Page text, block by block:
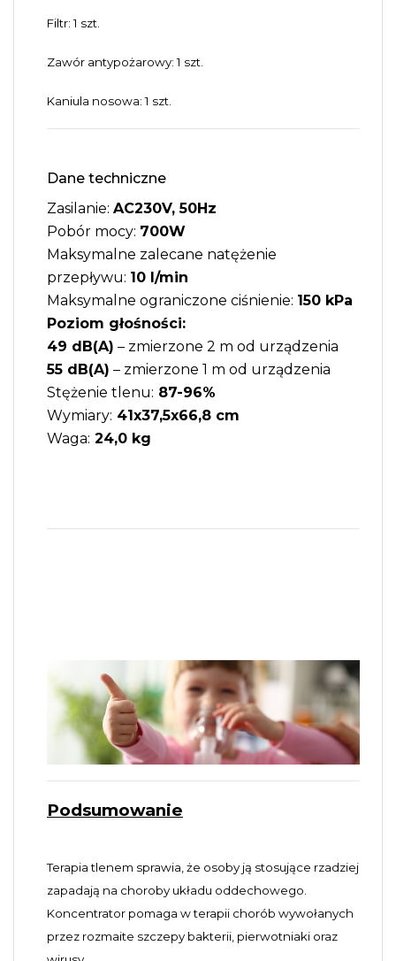
Filtr: 1 szt.
Zawór antypożarowy: 1 szt.
Kaniula nosowa: 1 szt.
Dane techniczne
Zasilanie: AC230V, 50Hz
Pobór mocy: 700W
Maksymalne zalecane natężenie
przepływu: 10 l/min
Maksymalne ograniczone ciśnienie: 150 kPa
Poziom głośności:
49 dB(A) – zmierzone 2 m od urządzenia
55 dB(A) – zmierzone 1 m od urządzenia
Stężenie tlenu: 87-96%
Wymiary: 41x37,5x66,8 cm
Waga: 24,0 kg
Podsumowanie
Terapia tlenem sprawia, że osoby ją stosujące rzadziej
zapadają na choroby układu oddechowego.
Koncentrator pomaga w terapii chorób wywołanych
przez rozmaite szczepy bakterii, pierwotniaki oraz